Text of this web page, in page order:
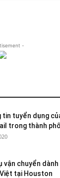
-
tin tuyển dụng
trong thành
vận chuyển
tại Houston